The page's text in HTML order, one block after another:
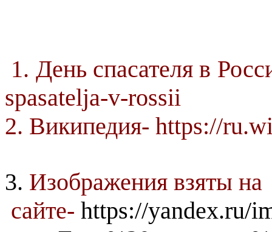
1. День спасателя в
spasatelja-v-rossii
2. Википедия- https://
3. Изображения взяты на
сайте- https://yandex.ru/